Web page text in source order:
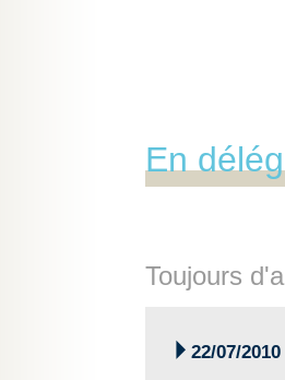
En
Toujours
 22/07/2010